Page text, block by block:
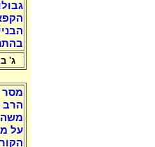
ג'
מסר
הרב
משה
על